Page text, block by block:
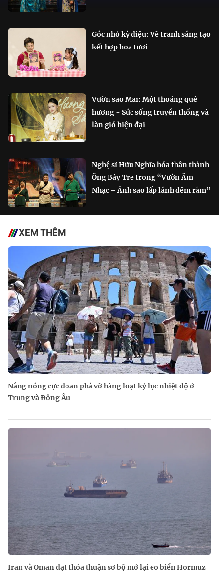
Góc nhỏ kỳ diệu: Vẽ tranh sáng tạo
kết hợp hoa tươi
Vườn sao Mai: Một thoáng quê
hương - Sức sống truyền thống và
làn gió hiện đại
Nghệ sĩ Hữu Nghĩa hóa thân thành
Ông Bảy Tre trong “Vườn Âm
Nhạc – Ánh sao lấp lánh đêm rằm”
XEM THÊM
Nắng nóng cực đoan phá vỡ hàng loạt kỷ lục nhiệt độ ở
Trung và Đông Âu
Iran và Oman đạt thỏa thuận sơ bộ mở lại eo biển Hormuz